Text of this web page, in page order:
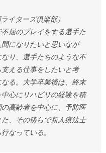
イターズ倶楽部）
屈のプレイをする選手た
になりたいと思いなが
り、選手たちのような不
える仕事をしたいと考
る。大学卒業後は、終末
心にリハビリの経験を積
高齢者を中心に、予防医
、その傍らで新人療法士
なっている。